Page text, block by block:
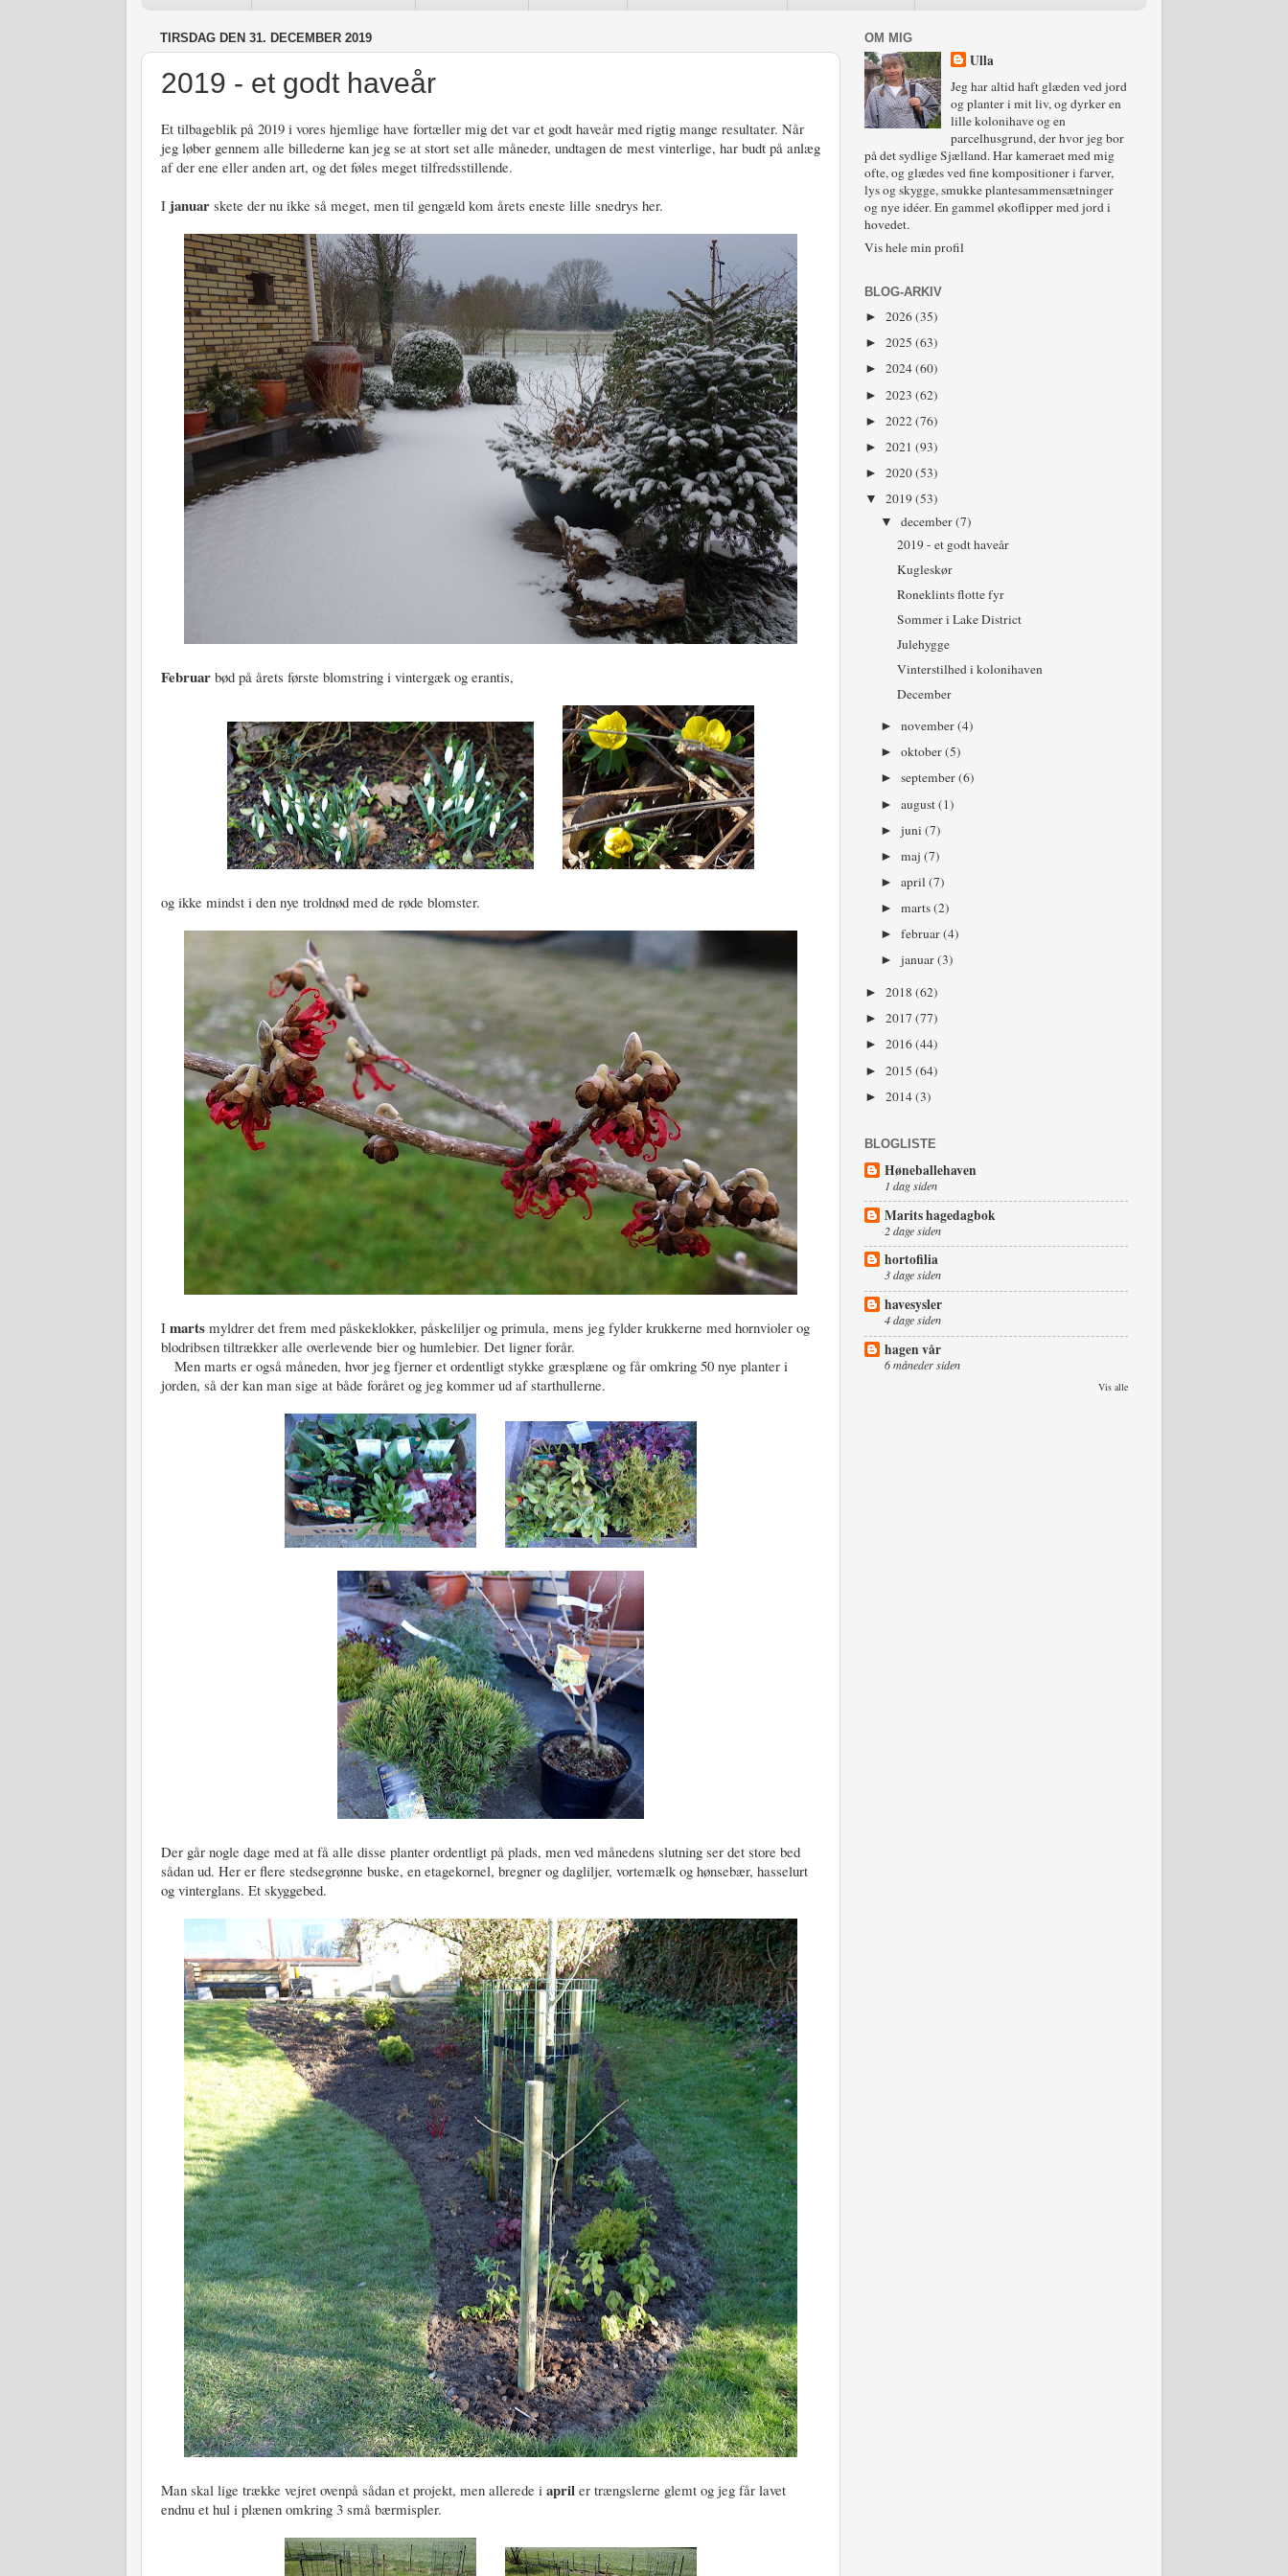
TIRSDAG DEN 31. DECEMBER 2019
2019 - et godt haveår
Et tilbageblik på 2019 i vores hjemlige have fortæller mig det var et godt haveår med rigtig mange resultater. Når
jeg løber gennem alle billederne kan jeg se at stort set alle måneder, undtagen de mest vinterlige, har budt på anlæg
af der ene eller anden art, og det føles meget tilfredsstillende.
I januar skete der nu ikke så meget, men til gengæld kom årets eneste lille snedrys her.
Februar bød på årets første blomstring i vintergæk og erantis,
og ikke mindst i den nye troldnød med de røde blomster.
I marts myldrer det frem med påskeklokker, påskeliljer og primula, mens jeg fylder krukkerne med hornvioler og
blodribsen tiltrækker alle overlevende bier og humlebier. Det ligner forår.
Men marts er også måneden, hvor jeg fjerner et ordentligt stykke græsplæne og får omkring 50 nye planter i
jorden, så der kan man sige at både foråret og jeg kommer ud af starthullerne.
Der går nogle dage med at få alle disse planter ordentligt på plads, men ved månedens slutning ser det store bed
sådan ud. Her er flere stedsegrønne buske, en etagekornel, bregner og dagliljer, vortemælk og hønsebær, hasselurt
og vinterglans. Et skyggebed.
Man skal lige trække vejret ovenpå sådan et projekt, men allerede i april er trængslerne glemt og jeg får lavet
endnu et hul i plænen omkring 3 små bærmispler.
OM MIG
Ulla
Jeg har altid haft glæden ved jord
og planter i mit liv, og dyrker en
lille kolonihave og en
parcelhusgrund, der hvor jeg bor
på det sydlige Sjælland. Har kameraet med mig
ofte, og glædes ved fine kompositioner i farver,
lys og skygge, smukke plantesammensætninger
og nye idéer. En gammel økoflipper med jord i
hovedet.
Vis hele min profil
BLOG-ARKIV
► 2026(35)
► 2025 (63)
► 2024(60)
► 2023 (62)
► 2022(76)
► 2021 (93)
► 2020(53)
▼ 2019(53)
▼december(7)
2019 - et godt haveår
Kugleskør
Roneklints flotte fyr
Sommer i Lake District
Julehygge
Vinterstilhed i kolonihaven
December
►november(4)
►oktober(5)
►september(6)
►august(1)
►juni(7)
►maj(7)
►april(7)
►marts(2)
►februar(4)
►januar(3)
► 2018 (62)
► 2017 (77)
► 2016(44)
► 2015 (64)
► 2014(3)
BLOGLISTE
Høneballehaven
1 dag siden
Marits hagedagbok
2 dage siden
hortofilia
3 dage siden
havesysler
4 dage siden
hagen vår
6 måneder siden
Vis alle